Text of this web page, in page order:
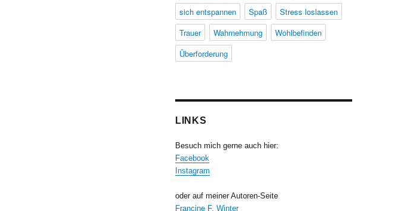
sich entspannen
Spaß
Stress loslassen
Trauer
Wahrnehmung
Wohlbefinden
Überforderung
LINKS
Besuch mich gerne auch hier:
Facebook
Instagram
oder auf meiner Autoren-Seite
Francine F. Winter